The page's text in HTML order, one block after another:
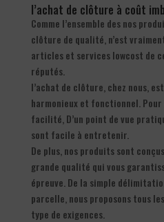
l’achat de clôture à coût
Comme l’ensemble des nos
clôture de qualité, n’est
articles et services lowcost de
réputés.
l’achat de clôture, chez nous,
harmonieux et fonctionnel.
facilité, D’un point de vue
sont facile à entretenir.
De plus, nos produits sont
grande qualité qui vous
épreuve. De la simple
parcelle, nous proposons tous
type de exigences.